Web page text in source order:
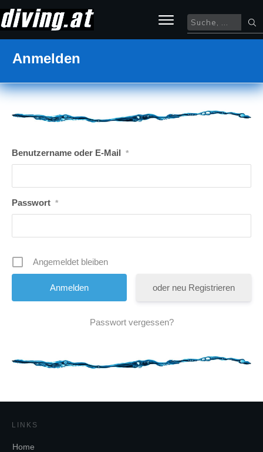
Anmelden
Benutzername oder E-Mail *
Passwort *
Angemeldet bleiben
oder neu Registrieren
Passwort vergessen?
LINKS
Home